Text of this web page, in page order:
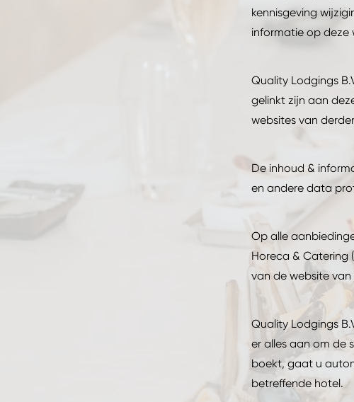
kennisgeving
informatie op deze
Quality Lodgings
gelinkt zijn aan
websites van
De inhoud &
en andere data
Op alle
Horeca & Catering
van de website van
Quality Lodgings
er alles aan om de
boekt, gaat u
betreffende hotel.